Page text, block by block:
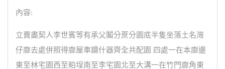
內容:
立賣盡契人李世賓等有承父鬮分蔗分園底半隻坐落土名灣
仔廍去處併照得廍屋車鐤什器齊全共配園 四處一在本廍邊
東至林宅園西至粕埕南至李宅園北至大溝一在竹門廍角東